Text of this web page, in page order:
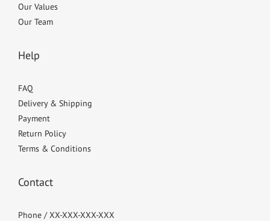
Our Values
Our Team
Help
FAQ
Delivery & Shipping
Payment
Return Policy
Terms & Conditions
Contact
Phone / XX-XXX-XXX-XXX